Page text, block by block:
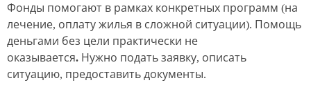
Фонды помогают в рамках конкретных программ (на
лечение, оплату жилья в сложной ситуации). Помощь
деньгами без цели практически не
оказывается. Нужно подать заявку, описать
ситуацию, предоставить документы.